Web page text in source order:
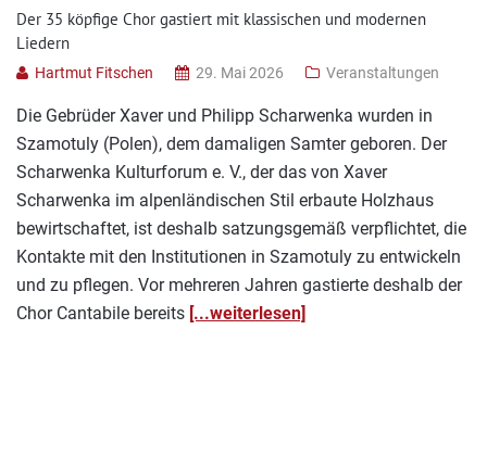
Der 35 köpfige Chor gastiert mit klassischen und modernen
Liedern
Hartmut Fitschen 29. Mai 2026 Veranstaltungen
Die Gebrüder Xaver und Philipp Scharwenka wurden in
Szamotuly (Polen), dem damaligen Samter geboren. Der
Scharwenka Kulturforum e. V., der das von Xaver
Scharwenka im alpenländischen Stil erbaute Holzhaus
bewirtschaftet, ist deshalb satzungsgemäß verpflichtet, die
Kontakte mit den Institutionen in Szamotuly zu entwickeln
und zu pflegen. Vor mehreren Jahren gastierte deshalb der
Chor Cantabile bereits [...weiterlesen]